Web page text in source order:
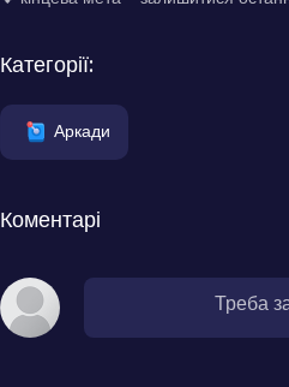
Категорії:
Аркади
Коментарі
Треба